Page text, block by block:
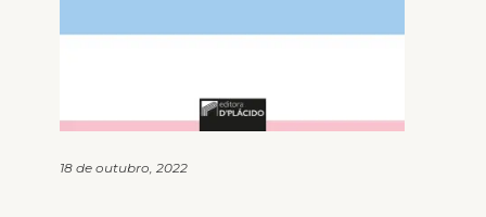
18 de outubro, 2022